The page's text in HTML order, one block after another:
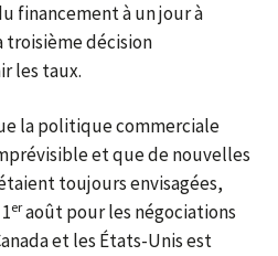
financement à un jour à
troisième décision
les taux.
la politique commerciale
et que de nouvelles
toujours envisagées,
eraoût pour les négociations
et les États-Unis est